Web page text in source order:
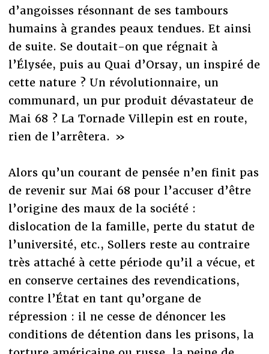
d’angoisses résonnant de ses tambours
humains à grandes peaux tendues. Et ainsi
de suite. Se doutait-on que régnait à
l’Élysée, puis au Quai d’Orsay, un inspiré de
cette nature ? Un révolutionnaire, un
communard, un pur produit dévastateur de
Mai 68 ? La Tornade Villepin est en route,
rien de l’arrêtera. »
Alors qu’un courant de pensée n’en finit pas
de revenir sur Mai 68 pour l’accuser d’être
l’origine des maux de la société :
dislocation de la famille, perte du statut de
l’université, etc., Sollers reste au contraire
très attaché à cette période qu’il a vécue, et
en conserve certaines des revendications,
contre l’État en tant qu’organe de
répression : il ne cesse de dénoncer les
conditions de détention dans les prisons, la